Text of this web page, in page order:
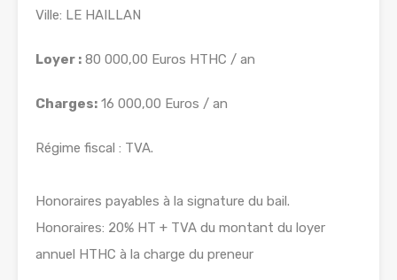
Ville: LE HAILLAN
Loyer : 80 000,00 Euros HTHC / an
Charges: 16 000,00 Euros / an
Régime fiscal : TVA.
Honoraires payables à la signature du bail.
Honoraires: 20% HT + TVA du montant du loyer
annuel HTHC à la charge du preneur